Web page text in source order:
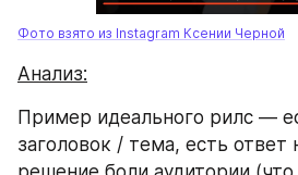
Фото взято из Instagram Ксении Черной
Анализ:
Пример идеального рилс —
заголовок / тема, есть ответ